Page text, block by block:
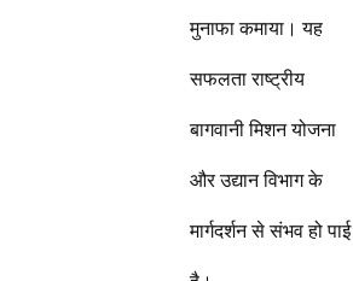
मुनाफा कमाया। यह
सफलता राष्ट्रीय
बागवानी मिशन योजना
और उद्यान विभाग के
मार्गदर्शन से संभव हो पाई